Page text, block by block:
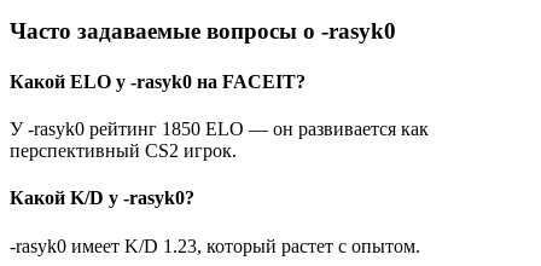
Часто задаваемые вопросы о -rasyk0
Какой ELO у -rasyk0 на FACEIT?
У -rasyk0 рейтинг 1850 ELO — он развивается как
перспективный CS2 игрок.
Какой K/D у -rasyk0?
-rasyk0 имеет K/D 1.23, который растет с опытом.